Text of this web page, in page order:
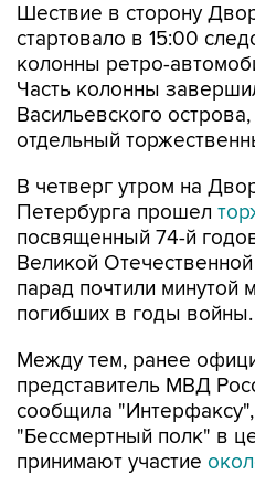
Шествие в сторону
стартовало в 15:00
колонны ретро-
Часть колонны
Васильевского
отдельный
В четверг утром на
Петербурга прошел
посвященный 74-й
Великой
парад почтили минутой
погибших в годы войны.
Между тем, ранее
представитель МВД
сообщила
"Бессмертный полк" в
принимают участие